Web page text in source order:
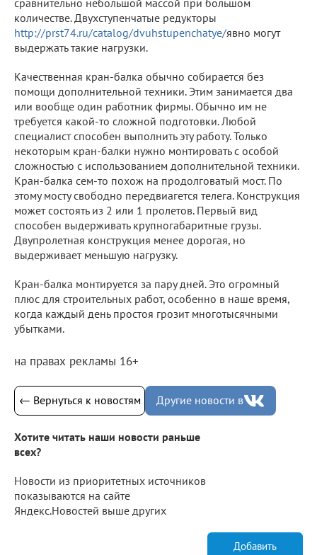
количестве. Двухступенчатые редукторы
http://prst74.ru/catalog/dvuhstupenchatye/явно могут
выдержать такие нагрузки.
Качественная кран-балка обычно собирается без
помощи дополнительной техники. Этим занимается два
или вообще один работник фирмы. Обычно им не
требуется какой-то сложной подготовки. Любой
специалист способен выполнить эту работу. Только
некоторым кран-балки нужно монтировать с особой
сложностью с использованием дополнительной техники.
Кран-балка сем-то похож на продолговатый мост. По
этому мосту свободно передвиагется телега. Конструкция
может состоять из 2 или 1 пролетов. Первый вид
способен выдерживать крупногабаритные грузы.
Двупролетная конструкция менее дорогая, но
выдерживает меньшую нагрузку.
Кран-балка монтируется за пару дней. Это огромный
плюс для строительных работ, особенно в наше время,
когда каждый день простоя грозит многотысячными
убытками.
на правах рекламы 16+
← Вернуться к новостям Другие новости в
Хотите читать наши новости раньше
всех?
Новости из приоритетных источников
показываются на сайте
Яндекс.Новостей выше других
Добавить